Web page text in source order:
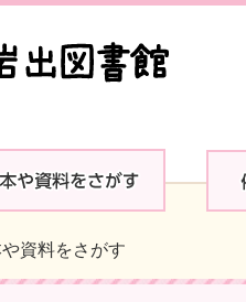
資料をさがす